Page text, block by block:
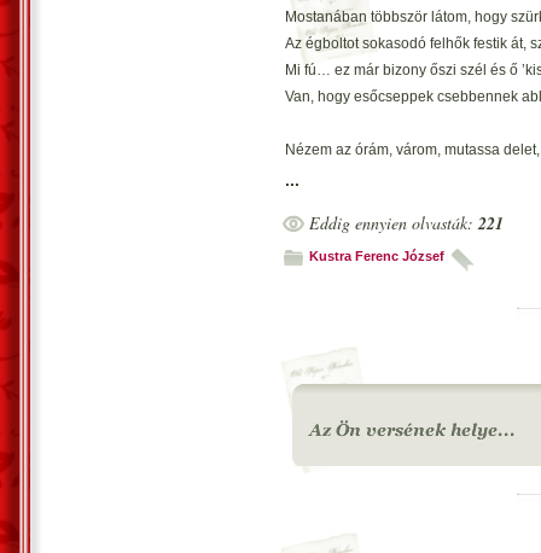
Mostanában többször látom, hogy
Az égboltot sokasodó felhők festik át,
Mi fú… ez már bizony őszi szél és ő
Van, hogy esőcseppek csebbennek
Nézem az órám, várom, mutassa
Konklúzióm, hogy az ősz,
Közeledik hozzám, de nem látom a
Vecsés, 2023. november 1. –Kustra
...
Eddig ennyien olvasták:221
Kustra Ferenc József